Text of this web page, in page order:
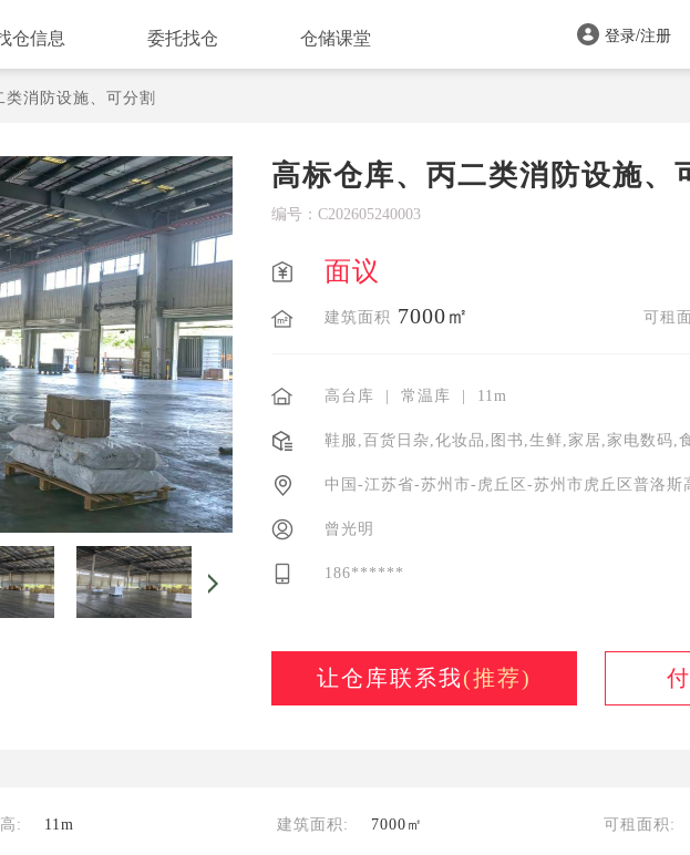
仓信息 委托找仓 仓储课堂 登录/注册
类消防设施、可分割
高标仓库、丙二类消防设施、
编号： C202605240003
面议
建筑面积 7000㎡ 可租
高台库 常温库 11m
鞋服,百货日杂,化妆品,图书,生鲜,家居,家电数码,
中国-江苏省-苏州市-虎丘区-苏州市虎丘区普洛斯
曾光明
186******
让仓库联系我(推荐)
: 11m 建筑面积: 7000㎡ 可租面积: